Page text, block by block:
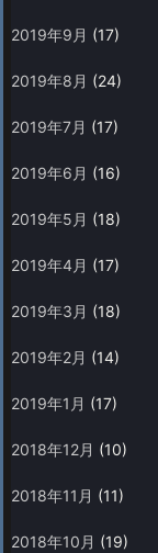
2019年9月 (17)
2019年8月 (24)
2019年7月 (17)
2019年6月 (16)
2019年5月 (18)
2019年4月 (17)
2019年3月 (18)
2019年2月 (14)
2019年1月 (17)
2018年12月 (10)
2018年11月 (11)
2018年10月 (19)